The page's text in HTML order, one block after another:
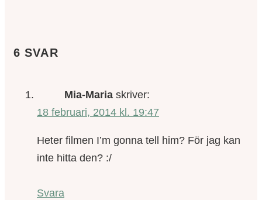
6 SVAR
Mia-Maria skriver:
18 februari, 2014 kl. 19:47
Heter filmen I’m gonna tell him? För jag kan
inte hitta den? :/
Svara